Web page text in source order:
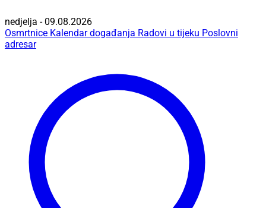
nedjelja - 09.08.2026
Osmrtnice Kalendar događanja Radovi u tijeku Poslovni
adresar